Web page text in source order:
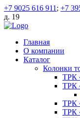
+7 9025 616 911 ; +7
д. 19
Главная
О компании
Каталог
Колонки
ТРК
ТРК
ТРК
ТРК